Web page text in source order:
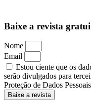
Baixe a revista
Nome
Email
Estou ciente que os
serão divulgados para
Proteção de Dados
Baixe a revista